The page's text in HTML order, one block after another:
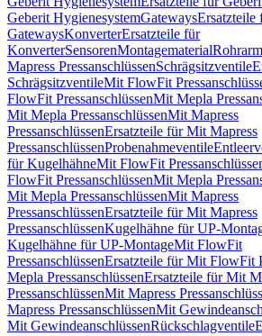
Geberit HygienesystemGatewaysErsatzteile
GatewaysKonverterErsatzteile für
KonverterSensorenMontagematerial
Mapress PressanschlüssenSchrägsitzventile
SchrägsitzventileMit FlowFit
FlowFit PressanschlüssenMit Mepla
Mit Mepla PressanschlüssenMit Mapress
PressanschlüssenErsatzteile für Mit Mapress
PressanschlüssenProbenahmeventile
für KugelhähneMit FlowFit
FlowFit PressanschlüssenMit Mepla
Mit Mepla PressanschlüssenMit Mapress
PressanschlüssenErsatzteile für Mit Mapress
PressanschlüssenKugelhähne für UP-
Kugelhähne für UP-MontageMit FlowFit
PressanschlüssenErsatzteile für Mit FlowFit
Mepla PressanschlüssenErsatzteile für Mit
PressanschlüssenMit Mapress
Mapress PressanschlüssenMit
Mit GewindeanschlüssenRückschlagventile